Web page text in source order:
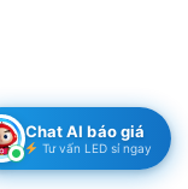
Chat AI báo giá
Tư vấn LED sỉ ngay